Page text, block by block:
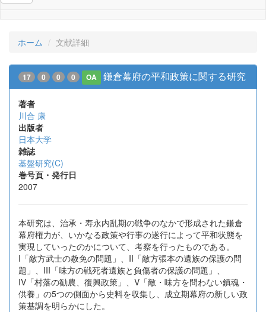
ホーム 文献詳細
17 0 0 0 OA 鎌倉幕府の平和政策に関する研究
著者
川合 康
出版者
日本大学
雑誌
基盤研究(C)
巻号頁・発行日
2007
本研究は、治承・寿永内乱期の戦争のなかで形成された鎌倉
幕府権力が、いかなる政策や行事の遂行によって平和状態を
実現していったのかについて、考察を行ったものである。
I「敵方武士の赦免の問題」、II「敵方張本の遺族の保護の問
題」、III「味方の戦死者遺族と負傷者の保護の問題」、
IV「村落の勧農、復興政策」、V「敵・味方を問わない鎮魂・
供養」の5つの側面から史料を収集し、成立期幕府の新しい政
策基調を明らかにした。